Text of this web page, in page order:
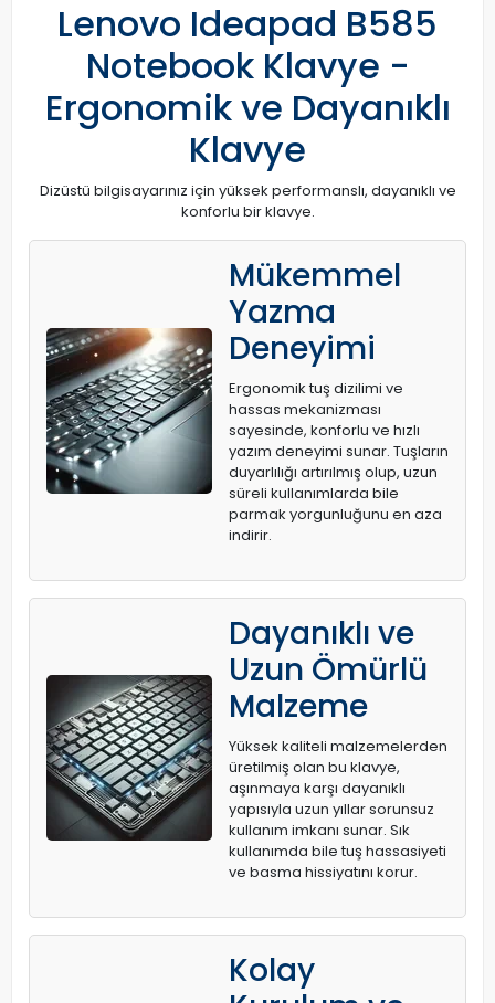
Lenovo Ideapad B585
Notebook Klavye -
Ergonomik ve Dayanıklı
Klavye
Dizüstü bilgisayarınız için yüksek performanslı, dayanıklı ve
konforlu bir klavye.
Mükemmel
Yazma
Deneyimi
Ergonomik tuş dizilimi ve
hassas mekanizması
sayesinde, konforlu ve hızlı
yazım deneyimi sunar. Tuşların
duyarlılığı artırılmış olup, uzun
süreli kullanımlarda bile
parmak yorgunluğunu en aza
indirir.
Dayanıklı ve
Uzun Ömürlü
Malzeme
Yüksek kaliteli malzemelerden
üretilmiş olan bu klavye,
aşınmaya karşı dayanıklı
yapısıyla uzun yıllar sorunsuz
kullanım imkanı sunar. Sık
kullanımda bile tuş hassasiyeti
ve basma hissiyatını korur.
Kolay